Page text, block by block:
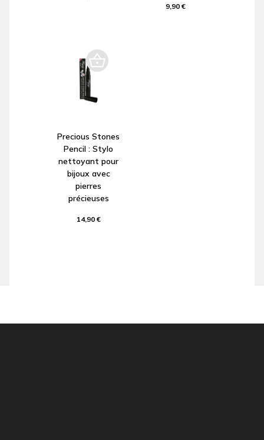
9,90 €
Precious Stones
Pencil : Stylo
nettoyant pour
bijoux avec
pierres
précieuses
14,90 €